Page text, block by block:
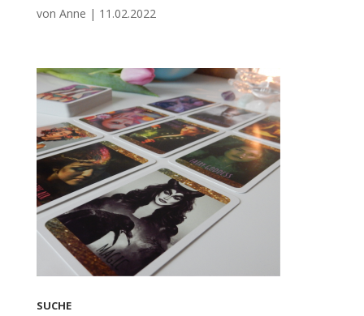
von Anne | 11.02.2022
SUCHE